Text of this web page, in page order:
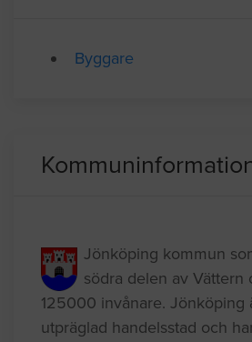
Mer information om
Kommuninformation
Jönköping kommun